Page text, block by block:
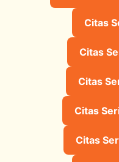
Citas
Citas
Citas
Citas
Citas